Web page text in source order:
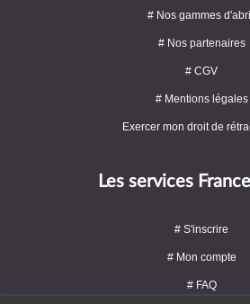
# Nos gammes
# Nos partenaires
# CGV
# Mentions légales
Exercer mon droit de
Les services
# S'inscrire
# Mon compte
# FAQ